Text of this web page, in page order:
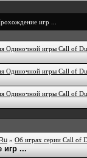
игр ...
Одиночной игры Call of
Одиночной игры Call of
Одиночной игры Call of
» Об играх серии Call of
игр ...